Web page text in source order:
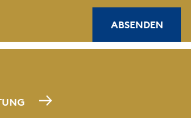
ABSENDEN